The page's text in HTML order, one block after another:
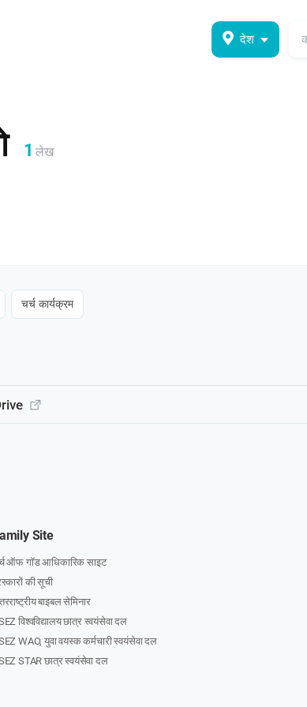
देश
1 लेख
चर्च कार्यक्रम
Site
ऑफ गॉड आधिकारिक साइट
की सूची
बाइबल सेमिनार
विश्वविद्यालय छात्र स्वयंसेवा दल
WAO, युवा वयस्क कर्मचारी स्वयंसेवा दल
STAR छात्र स्वयंसेवा दल